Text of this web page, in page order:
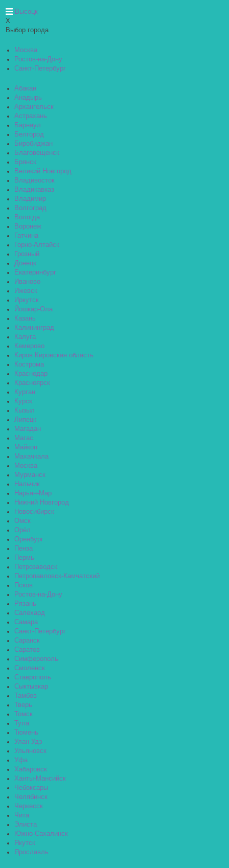
Высоцк
X
Выбор города
Москва
Ростов-на-Дону
Санкт-Петербург
Абакан
Анадырь
Архангельск
Астрахань
Барнаул
Белгород
Биробиджан
Благовещенск
Брянск
Великий Новгород
Владивосток
Владикавказ
Владимир
Волгоград
Вологда
Воронеж
Гатчина
Горно-Алтайск
Грозный
Донецк
Екатеринбург
Иваново
Ижевск
Иркутск
Йошкар-Ола
Казань
Калининград
Калуга
Кемерово
Киров Кировская область
Кострома
Краснодар
Красноярск
Курган
Курск
Кызыл
Липецк
Магадан
Магас
Майкоп
Махачкала
Москва
Мурманск
Нальчик
Нарьян-Мар
Нижний Новгород
Новосибирск
Омск
Орёл
Оренбург
Пенза
Пермь
Петрозаводск
Петропавловск-Камчатский
Псков
Ростов-на-Дону
Рязань
Салехард
Самара
Санкт-Петербург
Саранск
Саратов
Симферополь
Смоленск
Ставрополь
Сыктывкар
Тамбов
Тверь
Томск
Тула
Тюмень
Улан-Удэ
Ульяновск
Уфа
Хабаровск
Ханты-Мансийск
Чебоксары
Челябинск
Черкесск
Чита
Элиста
Южно-Сахалинск
Якутск
Ярославль